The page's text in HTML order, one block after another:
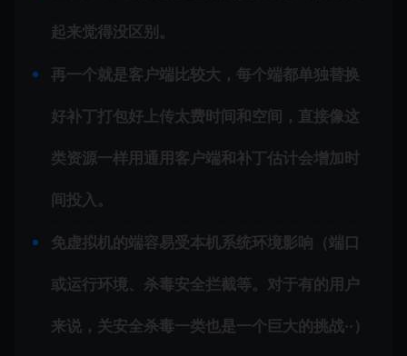
起来觉得没区别。
再一个就是客户端比较大，每个端都单独替换
好补丁打包好上传太费时间和空间，直接像这
类资源一样用通用客户端和补丁估计会增加时
间投入。
免虚拟机的端容易受本机系统环境影响（端口
或运行环境、杀毒安全拦截等。对于有的用户
来说，关安全杀毒一类也是一个巨大的挑战··）